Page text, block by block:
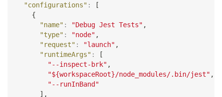
"configurations" :
[
{
"name" : "Debug Jest Tests" ,
"type" : "node" ,
"request" : "launch" ,
"runtimeArgs" :
[
"--inspect-brk" ,
"${workspaceRoot}/node_modules/.bin/jest" ,
"--runInBand"
] ,